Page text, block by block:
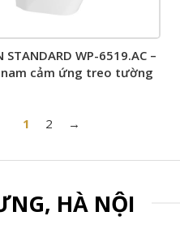
STANDARD WP-6519.AC –
cảm ứng treo tường
1 2 →
HÀ NỘI